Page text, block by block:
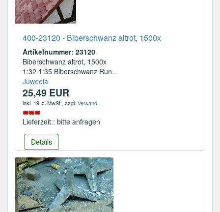
400-23120 - Biberschwanz altrot, 1500x
Artikelnummer: 23120
Biberschwanz altrot, 1500x
1:32 1:35 Biberschwanz Run...
Juweela
25,49 EUR
inkl. 19 % MwSt., zzgl. Versand
Lieferzeit:: bitte anfragen
Details